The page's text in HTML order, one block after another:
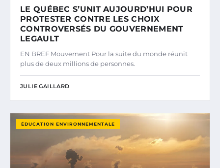
LE QUÉBEC S’UNIT AUJOURD’HUI POUR
PROTESTER CONTRE LES CHOIX
CONTROVERSÉS DU GOUVERNEMENT
LEGAULT
EN BREF Mouvement Pour la suite du monde réunit
plus de deux millions de personnes.
JULIE GAILLARD
ÉDUCATION ENVIRONNEMENTALE